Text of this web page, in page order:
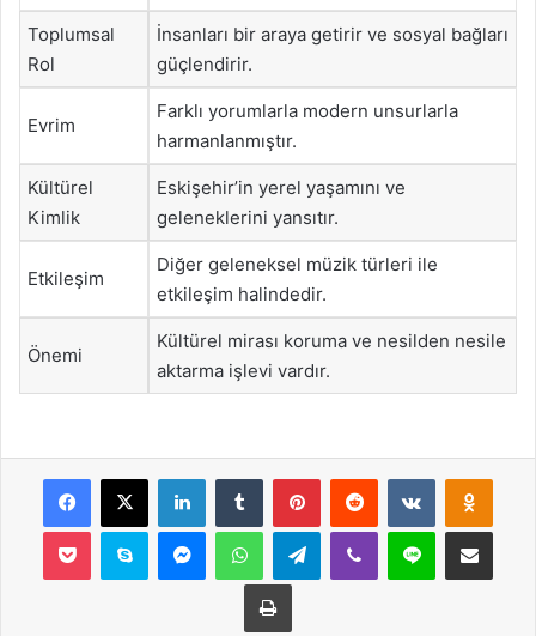
Toplumsal
Rol
İnsanları bir araya getirir ve sosyal bağları
güçlendirir.
Evrim
Farklı yorumlarla modern unsurlarla
harmanlanmıştır.
Kültürel
Kimlik
Eskişehir’in yerel yaşamını ve
geleneklerini yansıtır.
Etkileşim
Diğer geleneksel müzik türleri ile
etkileşim halindedir.
Önemi
Kültürel mirası koruma ve nesilden nesile
aktarma işlevi vardır.
Facebook
X LinkedInTumblr PinterestReddit VKontakte
Pocket Skype MessengerWhatsAppTelegramViber Line E-Posta ile
Yazdır